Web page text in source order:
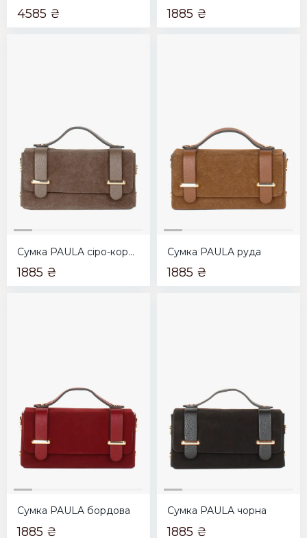
4585 ₴ 1885 ₴
Сумка PAULA сіро-коричнева
1885 ₴
Сумка PAULA руда
1885 ₴
Сумка PAULA бордова
1885 ₴
Сумка PAULA чорна
1885 ₴